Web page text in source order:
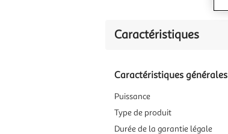
Caractéristiques
Caractéristiques générales
Puissance
Type de produit
Durée de la garantie légale